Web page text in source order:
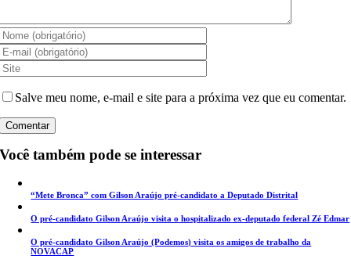
Salve meu nome, e-mail e site para a próxima vez que eu comentar.
Você também pode se interessar
“Mete Bronca” com Gilson Araújo pré-candidato a Deputado Distrital
O pré-candidato Gilson Araújo visita o hospitalizado ex-deputado federal Zé Edmar
O pré-candidato Gilson Araújo (Podemos) visita os amigos de trabalho da
NOVACAP